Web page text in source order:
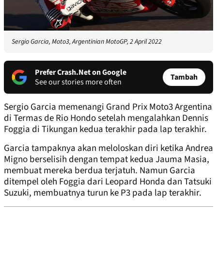
Sergio Garcia, Moto3, Argentinian MotoGP, 2 April 2022
Prefer Crash.Net on Google
See our stories more often
Tambah
Sergio Garcia memenangi Grand Prix Moto3 Argentina
di Termas de Rio Hondo setelah mengalahkan Dennis
Foggia di Tikungan kedua terakhir pada lap terakhir.
Garcia tampaknya akan meloloskan diri ketika Andrea
Migno berselisih dengan tempat kedua Jauma Masia,
membuat mereka berdua terjatuh. Namun Garcia
ditempel oleh Foggia dari Leopard Honda dan Tatsuki
Suzuki, membuatnya turun ke P3 pada lap terakhir.